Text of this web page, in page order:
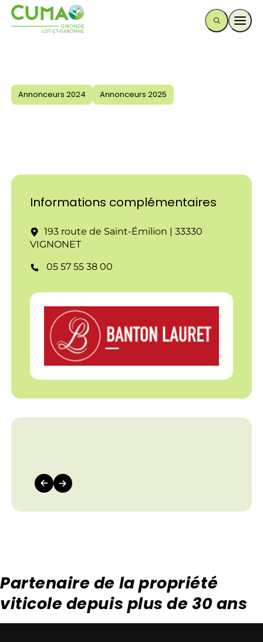
Annonceurs 2024 Annonceurs 2025
Informations complémentaires
193 route de Saint-Émilion | 33330
VIGNONET
05 57 55 38 00
Partenaire de la propriété
viticole depuis plus de 30 ans